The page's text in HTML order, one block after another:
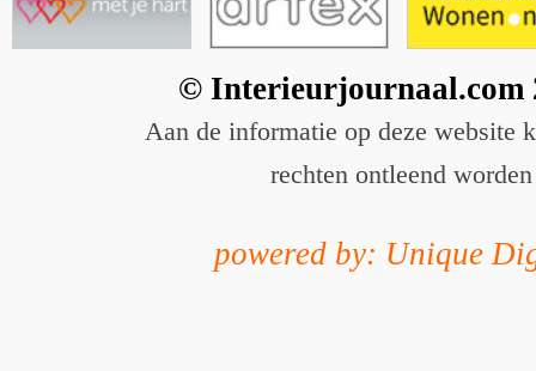
© Interieurjournaal.com
Aan de informatie op deze website
rechten ontleend worden
powered by: Unique